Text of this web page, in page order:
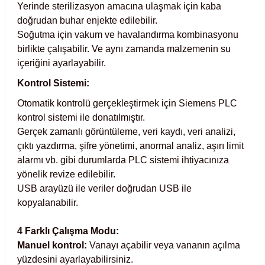
Yerinde sterilizasyon amacına ulaşmak için kaba
doğrudan buhar enjekte edilebilir.
Soğutma için vakum ve havalandırma kombinasyonu
birlikte çalışabilir. Ve aynı zamanda malzemenin su
içeriğini ayarlayabilir.
Kontrol Sistemi:
Otomatik kontrolü gerçekleştirmek için Siemens PLC
kontrol sistemi ile donatılmıştır.
Gerçek zamanlı görüntüleme, veri kaydı, veri analizi,
çıktı yazdırma, şifre yönetimi, anormal analiz, aşırı limit
alarmı vb. gibi durumlarda PLC sistemi ihtiyacınıza
yönelik revize edilebilir.
USB arayüzü ile veriler doğrudan USB ile
kopyalanabilir.
4 Farklı Çalışma Modu:
Manuel kontrol: Vanayı açabilir veya vananın açılma
yüzdesini ayarlayabilirsiniz.